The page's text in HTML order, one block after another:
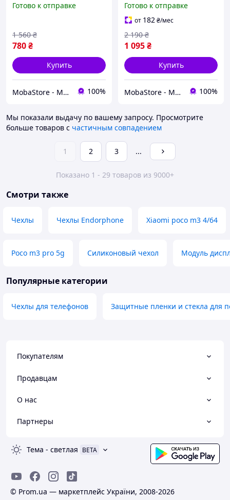
Ксиоми Поко М3
Готово к отправке
780₴
1 560 ₴
Купить
MobaStore - Магазин запчастин для телефонів 100%
модуль на Ксиоми Поко
М3 Про
Готово к отправке
от 182₴/мес
1 095₴
2 190 ₴
Купить
MobaStore - Магазин запчастин для телефонів 100%
Мы показали выдачу по вашему запросу. Просмотрите
больше товаров с частичным совпадением
1 2 3 ...
Показано 1 - 29 товаров из 9000+
Смотри также
Чехлы Чехлы Endorphone Xiaomi poco m3 4/64
Poco m3 pro 5g Силиконовый чехол Модуль
Популярные категории
Чехлы для телефонов Защитные пленки и стекла для
Покупателям
Продавцам
О нас
Партнеры
Тема - светлая BETA
© Prom.ua — маркетплейс України, 2008-2026